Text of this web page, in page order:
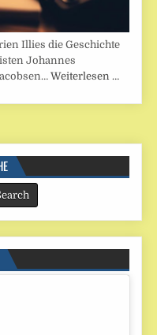
Illies die Geschichte
Johannes
Weiterlesen …